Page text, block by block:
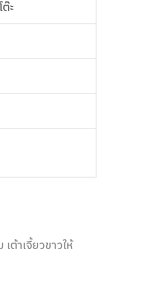
ะ
ต้าเจี้ยวขาวให้